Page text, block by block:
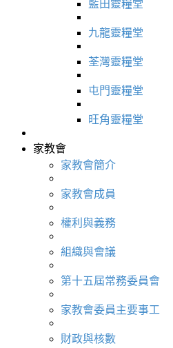
藍田靈糧堂
九龍靈糧堂
荃灣靈糧堂
屯門靈糧堂
旺角靈糧堂
家教會
家教會簡介
家教會成員
權利與義務
組織與會議
第十五屆常務委員會
家教會委員主要事工
財政與核數